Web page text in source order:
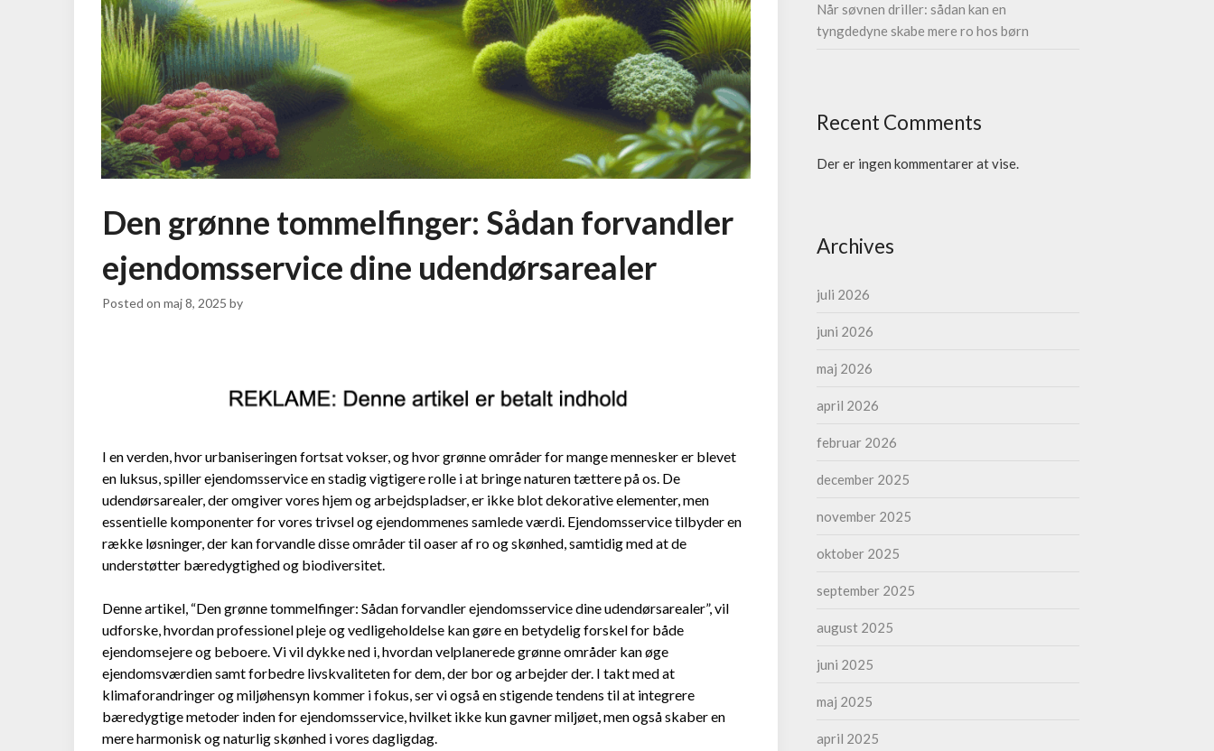
Den grønne tommelfinger: Sådan forvandler
ejendomsservice dine udendørsarealer
Posted onmaj 8, 2025 by
I en verden, hvor urbaniseringen fortsat vokser, og hvor grønne områder for mange mennesker er blevet
en luksus, spiller ejendomsservice en stadig vigtigere rolle i at bringe naturen tættere på os. De
udendørsarealer, der omgiver vores hjem og arbejdspladser, er ikke blot dekorative elementer, men
essentielle komponenter for vores trivsel og ejendommenes samlede værdi. Ejendomsservice tilbyder en
række løsninger, der kan forvandle disse områder til oaser af ro og skønhed, samtidig med at de
understøtter bæredygtighed og biodiversitet.
Denne artikel, “Den grønne tommelfinger: Sådan forvandler ejendomsservice dine udendørsarealer”, vil
udforske, hvordan professionel pleje og vedligeholdelse kan gøre en betydelig forskel for både
ejendomsejere og beboere. Vi vil dykke ned i, hvordan velplanerede grønne områder kan øge
ejendomsværdien samt forbedre livskvaliteten for dem, der bor og arbejder der. I takt med at
klimaforandringer og miljøhensyn kommer i fokus, ser vi også en stigende tendens til at integrere
bæredygtige metoder inden for ejendomsservice, hvilket ikke kun gavner miljøet, men også skaber en
mere harmonisk og naturlig skønhed i vores dagligdag.
Når søvnen driller: sådan kan en
tyngdedyne skabe mere ro hos børn
Recent Comments
Der er ingen kommentarer at vise.
Archives
juli 2026
juni 2026
maj 2026
april 2026
februar 2026
december 2025
november 2025
oktober 2025
september 2025
august 2025
juni 2025
maj 2025
april 2025